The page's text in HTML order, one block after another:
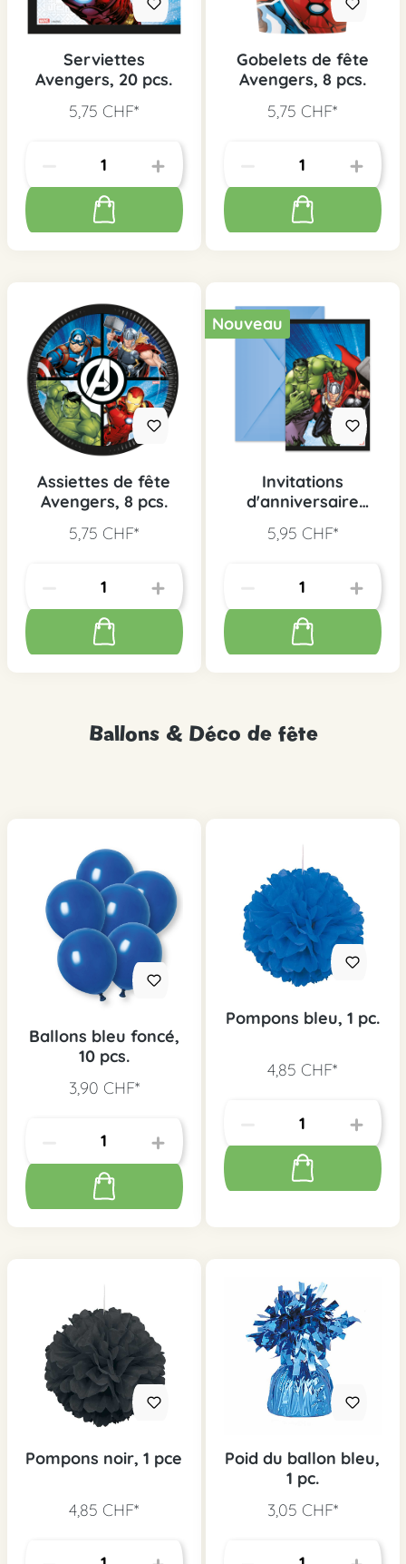
Serviettes
Avengers, 20 pcs.
5,75 CHF*
Gobelets de fête
Avengers, 8 pcs.
5,75 CHF*
Assiettes de fête
Avengers, 8 pcs.
5,75 CHF*
Nouveau
Invitations
d'anniversaire
5,95 CHF*
Ballons & Déco de fête
Ballons bleu foncé,
10 pcs.
3,90 CHF*
Pompons bleu, 1 pc.
4,85 CHF*
Pompons noir, 1 pce
4,85 CHF*
Poid du ballon bleu,
1 pc.
3,05 CHF*